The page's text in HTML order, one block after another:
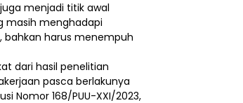
menjadi titik awal
masih menghadapi
bahkan harus menempuh
dari hasil penelitian
pasca berlakunya
Nomor 168/PUU-XXI/2023,